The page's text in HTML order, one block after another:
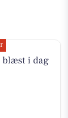
blæst i dag